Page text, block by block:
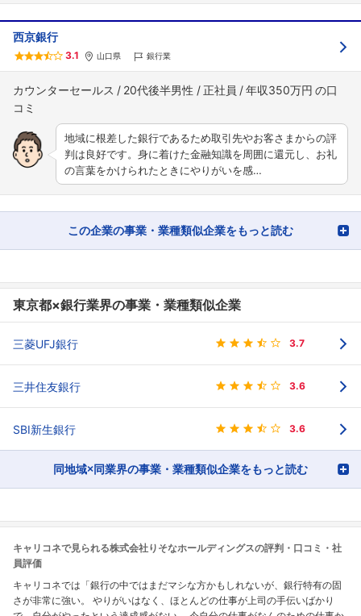
西京銀行
3.1 山口県 銀行業
カウンターセールス 20代後半男性 正社員 年収350万円
地域に根差した銀行であるため取引先やお客さまからの評
判は良好です。身に着けた金融知識を周囲に還元し、お礼
の言葉をかけられたときにやりがいを感…
この企業の事業・業種類似企業をもっと読む
東京都×銀行業界の事業・業種類似企業
三菱UFJ銀行 3.7
三井住友銀行 3.6
SBI新生銀行 3.6
同地域×同業界の事業・業種類似企業をもっと読む
キャリコネで見られる株式会社りそなホールディングスの評判・口コミ・社
員評価
キャリコネでは「銀行の中ではまだマシな方かもしれないが、銀行特有の固
さが非常に強い。 やりがいはなく、ほとんどの仕事が上司の手伝いばかり